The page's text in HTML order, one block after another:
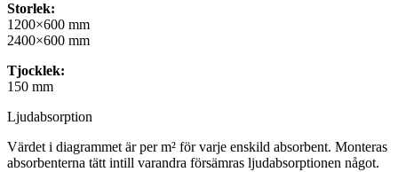
Storlek:
1200×600 mm
2400×600 mm
Tjocklek:
150 mm
Ljudabsorption
Värdet i diagrammet är per m² för varje enskild absorbent. Monteras
absorbenterna tätt intill varandra försämras ljudabsorptionen något.